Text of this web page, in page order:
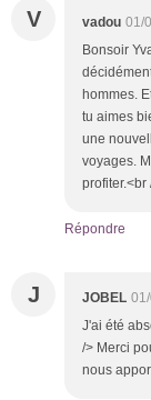
V vadou 01/
Bonsoir
hommes.
tu aimes
une
voyages.
profiter.<br
Répondre
J JOBEL
J'ai été
/> Merci
nous